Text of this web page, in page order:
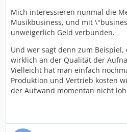
Mich interessieren nunmal die
Musikbusiness, und mit
unweigerlich Geld verbunden.
Und wer sagt denn zum Beispiel,
wirklich an der Qualität der
Vielleicht hat man einfach
Produktion und Vertrieb kosten
der Aufwand momentan nicht